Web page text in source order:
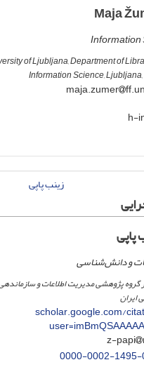
Information
of Ljubljana, Department of
Information Science,
h-
پاپی
و دانش‌شناسی
گروه پژوهشی مدیریت اطلاعات و
ایران
scholar.google.com/
0000-0002-1495-